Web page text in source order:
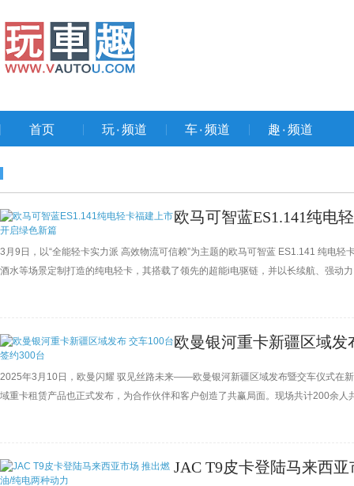
首页 玩۰频道 车۰频道 趣۰频道
欧马可智蓝ES1.141纯电
3月9日，以“全能轻卡实力派 高效物流可信赖”为主题的欧马可智蓝 ES1.141 纯电
酒水等场景定制打造的纯电轻卡，其搭载了领先的超能i电驱链，并以长续航、强动
欧曼银河重卡新疆区域发
2025年3月10日，欧曼闪耀 驭见丝路未来——欧曼银河新疆区域发布暨交车仪式在
域重卡租赁产品也正式发布，为合作伙伴和客户创造了共赢局面。现场共计200余
JAC T9皮卡登陆马来西